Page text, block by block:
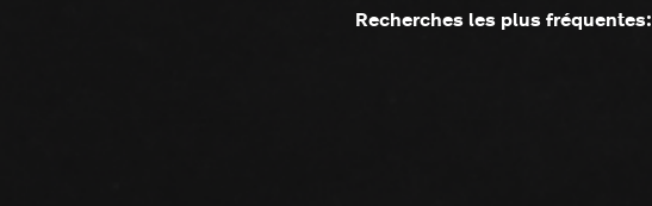
Recherches les plus fréquentes: